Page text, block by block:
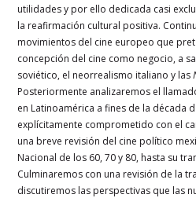
utilidades y por ello dedicada casi
la reafirmación cultural positiva.
movimientos del cine europeo que
concepción del cine como negocio, a
soviético, el neorrealismo italiano y las
Posteriormente analizaremos el
en Latinoamérica a fines de la década
explícitamente comprometido con el
una breve revisión del cine político
Nacional de los 60, 70 y 80, hasta su
Culminaremos con una revisión de la
discutiremos las perspectivas que las